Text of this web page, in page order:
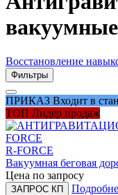
Восстановление
Фильтры
ПРИКАЗ Входит в
ТОП Лидер продаж
R-FORCE
Вакуумная беговая
Цена по запросу
ЗАПРОС КП